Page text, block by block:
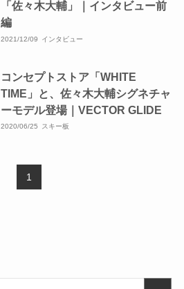
「佐々木大輔」｜インタビュー前
編
2021/12/09 インタビュー
コンセプトストア「WHITE
TIME」と、佐々木大輔シグネチャ
ーモデル登場｜VECTOR GLIDE
2020/06/25 スキー板
1